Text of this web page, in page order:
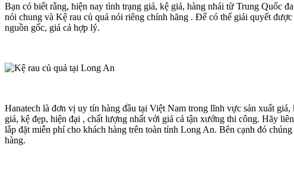
Bạn có biết rằng, hiện nay tình trạng giá, kệ giả, hàng nhái từ Trung Quốc
nói chung và Kệ rau củ quả nói riêng chính hãng . Để có thể giải quyết
nguồn gốc, giá cả hợp lý.
Hanatech là đơn vị uy tín hàng đầu tại Việt Nam trong lĩnh vực sản xuất
giá, kệ đẹp, hiện đại , chất lượng nhất với giá cả tận xưởng thi công. Hãy
lắp đặt miễn phí cho khách hàng trên toàn tỉnh Long An. Bên cạnh đó
hàng.